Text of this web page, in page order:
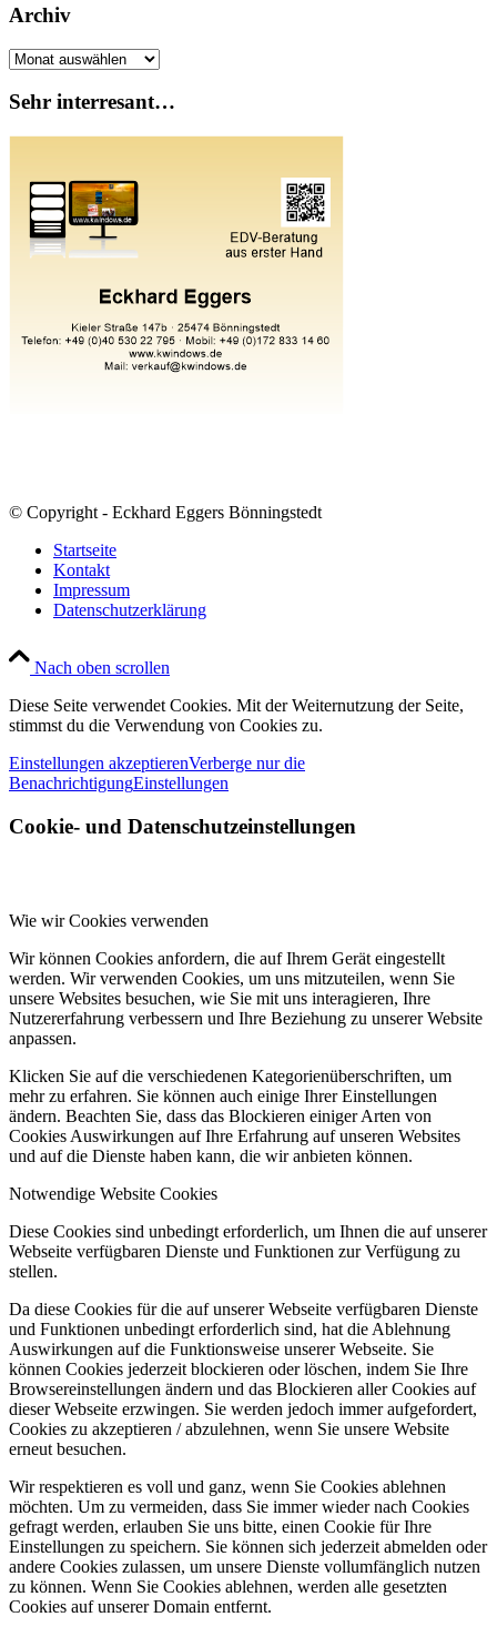
Archiv
Archiv
Sehr interresant…
© Copyright - Eckhard Eggers Bönningstedt
Startseite
Kontakt
Impressum
Datenschutzerklärung
Nach oben scrollen
Diese Seite verwendet Cookies. Mit der Weiternutzung der Seite,
stimmst du die Verwendung von Cookies zu.
Einstellungen akzeptierenVerberge nur die
BenachrichtigungEinstellungen
Cookie- und Datenschutzeinstellungen
Wie wir Cookies verwenden
Wir können Cookies anfordern, die auf Ihrem Gerät eingestellt
werden. Wir verwenden Cookies, um uns mitzuteilen, wenn Sie
unsere Websites besuchen, wie Sie mit uns interagieren, Ihre
Nutzererfahrung verbessern und Ihre Beziehung zu unserer Website
anpassen.
Klicken Sie auf die verschiedenen Kategorienüberschriften, um
mehr zu erfahren. Sie können auch einige Ihrer Einstellungen
ändern. Beachten Sie, dass das Blockieren einiger Arten von
Cookies Auswirkungen auf Ihre Erfahrung auf unseren Websites
und auf die Dienste haben kann, die wir anbieten können.
Notwendige Website Cookies
Diese Cookies sind unbedingt erforderlich, um Ihnen die auf unserer
Webseite verfügbaren Dienste und Funktionen zur Verfügung zu
stellen.
Da diese Cookies für die auf unserer Webseite verfügbaren Dienste
und Funktionen unbedingt erforderlich sind, hat die Ablehnung
Auswirkungen auf die Funktionsweise unserer Webseite. Sie
können Cookies jederzeit blockieren oder löschen, indem Sie Ihre
Browsereinstellungen ändern und das Blockieren aller Cookies auf
dieser Webseite erzwingen. Sie werden jedoch immer aufgefordert,
Cookies zu akzeptieren / abzulehnen, wenn Sie unsere Website
erneut besuchen.
Wir respektieren es voll und ganz, wenn Sie Cookies ablehnen
möchten. Um zu vermeiden, dass Sie immer wieder nach Cookies
gefragt werden, erlauben Sie uns bitte, einen Cookie für Ihre
Einstellungen zu speichern. Sie können sich jederzeit abmelden oder
andere Cookies zulassen, um unsere Dienste vollumfänglich nutzen
zu können. Wenn Sie Cookies ablehnen, werden alle gesetzten
Cookies auf unserer Domain entfernt.